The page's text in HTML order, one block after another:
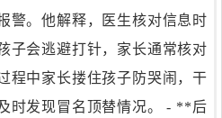
警。他解释，医生核对信息时
子会逃避打针，家长通常核对
程中家长搂住孩子防哭闹，干
时发现冒名顶替情况。 - **后